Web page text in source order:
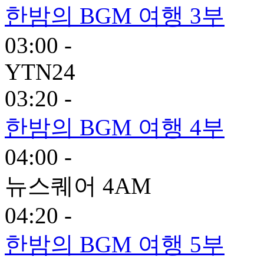
한밤의 BGM 여행 3부
03:00 -
YTN24
03:20 -
한밤의 BGM 여행 4부
04:00 -
뉴스퀘어 4AM
04:20 -
한밤의 BGM 여행 5부